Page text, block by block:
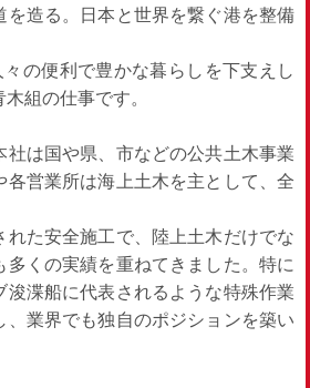
造る。日本と世界を繋ぐ港を整備
の便利で豊かな暮らしを下支えし
組の仕事です。
社は国や県、市などの公共土木事業
各営業所は海上土木を主として、全
た安全施工で、陸上土木だけでな
多くの実績を重ねてきました。特に
渫船に代表されるような特殊作業
業界でも独自のポジションを築い